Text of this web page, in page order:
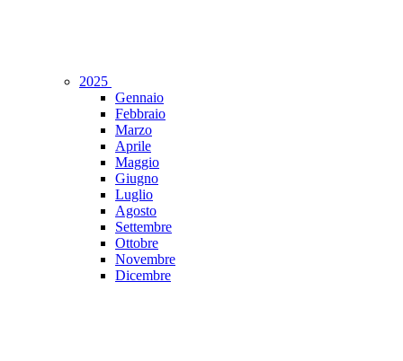
2025
Gennaio
Febbraio
Marzo
Aprile
Maggio
Giugno
Luglio
Agosto
Settembre
Ottobre
Novembre
Dicembre